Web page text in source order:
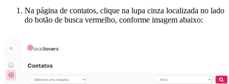
Na página de contatos, clique na lupa cinza localizada no lado
do botão de busca vermelho, conforme imagem abaixo: